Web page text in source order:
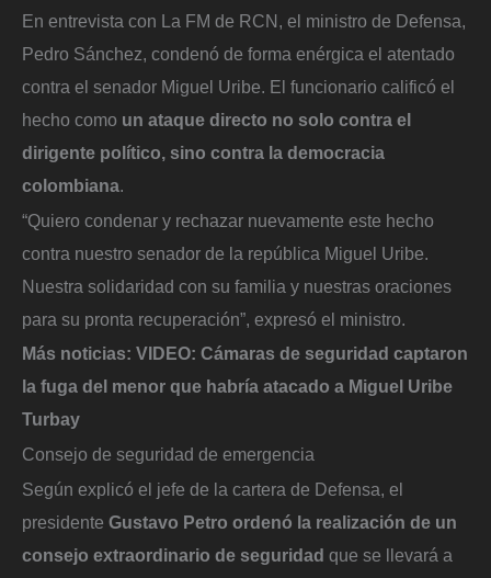
En entrevista con La FM de RCN, el ministro de Defensa,
Pedro Sánchez, condenó de forma enérgica el atentado
contra el senador Miguel Uribe. El funcionario calificó el
hecho como un ataque directo no solo contra el
dirigente político, sino contra la democracia
colombiana.
“Quiero condenar y rechazar nuevamente este hecho
contra nuestro senador de la república Miguel Uribe.
Nuestra solidaridad con su familia y nuestras oraciones
para su pronta recuperación”, expresó el ministro.
Más noticias: VIDEO: Cámaras de seguridad captaron
la fuga del menor que habría atacado a Miguel Uribe
Turbay
Consejo de seguridad de emergencia
Según explicó el jefe de la cartera de Defensa, el
presidente Gustavo Petro ordenó la realización de un
consejo extraordinario de seguridad que se llevará a